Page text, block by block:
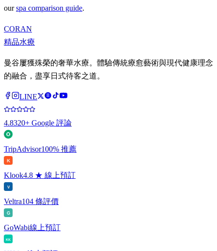
our spa comparison guide.
CORAN
精品水療
曼谷屢獲殊榮的奢華水療。體驗傳統療愈藝術與現代健康理念
的融合，盡享日式待客之道。
LINE
4.8320+ Google 評論
TripAdvisor100% 推薦
K
Klook4.8 ★ 線上預訂
V
Veltra104 條評價
G
GoWabi線上預訂
KK